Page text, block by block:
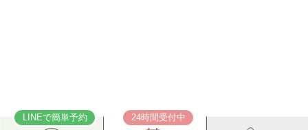
LINEで簡単予約 24時間受付中